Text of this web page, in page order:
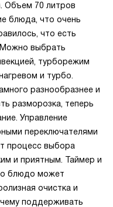
Объем 70 литров
блюда, что очень
что есть
выбрать
турборежим
и турбо.
разнообразнее и
разморозка, теперь
Управление
переключателями
процесс выбора
и приятным. Таймер и
блюдо может
очистка и
поддерживать